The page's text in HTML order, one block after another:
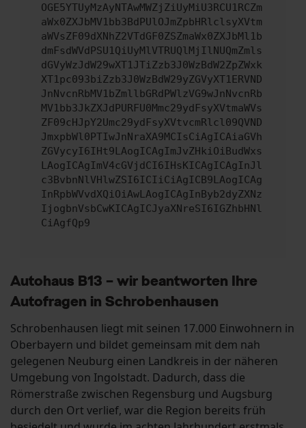
OGE5YTUyMzAyNTAwMWZjZiUyMiU3RCU1RCZm
aWx0ZXJbMV1bb3BdPUlOJmZpbHRlclsyXVtm
aWVsZF09dXNhZ2VTdGF0ZSZmaWx0ZXJbMl1b
dmFsdWVdPSU1QiUyMlVTRUQlMjIlNUQmZmls
dGVyWzJdW29wXT1JTiZzb3J0WzBdW2ZpZWxk
XT1pc093biZzb3J0WzBdW29yZGVyXT1ERVND
JnNvcnRbMV1bZmllbGRdPWlzVG9wJnNvcnRb
MV1bb3JkZXJdPURFU0Mmc29ydFsyXVtmaWVs
ZF09cHJpY2Umc29ydFsyXVtvcmRlcl09QVND
JmxpbWl0PTIwJnNraXA9MCIsCiAgICAiaGVh
ZGVycyI6IHt9LAogICAgImJvZHkiOiBudWxs
LAogICAgImV4cGVjdCI6IHsKICAgICAgInJl
c3BvbnNlVHlwZSI6ICIiCiAgICB9LAogICAg
InRpbWVvdXQiOiAwLAogICAgInByb2dyZXNz
IjogbnVsbCwKICAgICJyaXNreSI6IGZhbHNl
CiAgfQp9
Autohaus B13 – wir beantworten Ihre
Autofragen in Schrobenhausen
Schrobenhausen liegt mit seinen 17.000 Einwohnern in
Oberbayern und bildet gemeinsam mit dem nah
gelegenen Neuburg einen Landkreis in der näheren
Umgebung von Ingolstadt. Dadurch, dass die
Römerstraße zwischen Regensburg und Augsburg
durch den Ort verlief, war die Region bereits früh